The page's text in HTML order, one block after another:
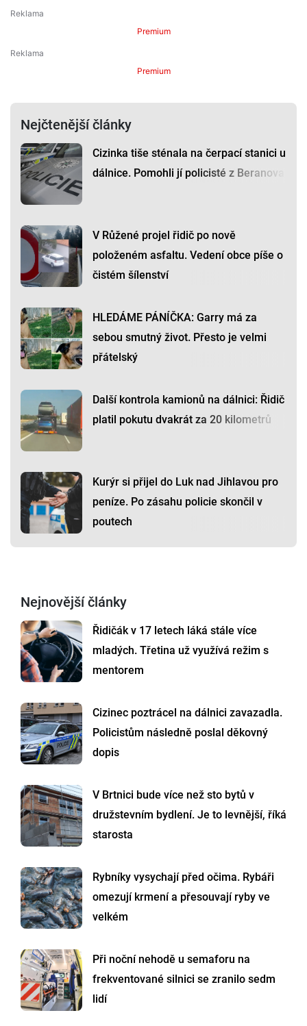
Premium
Premium
Nejčtenější články
Cizinka tiše sténala na čerpací stanici u
dálnice. Pomohli jí policisté z Beranova
V Růžené projel řidič po nově
položeném asfaltu. Vedení obce píše o
čistém šílenství
HLEDÁME PÁNÍČKA: Garry má za
sebou smutný život. Přesto je velmi
přátelský
Další kontrola kamionů na dálnici: Řidič
platil pokutu dvakrát za 20 kilometrů
Kurýr si přijel do Luk nad Jihlavou pro
peníze. Po zásahu policie skončil v
poutech
Nejnovější články
Řidičák v 17 letech láká stále více
mladých. Třetina už využívá režim s
mentorem
Cizinec poztrácel na dálnici zavazadla.
Policistům následně poslal děkovný
dopis
V Brtnici bude více než sto bytů v
družstevním bydlení. Je to levnější, říká
starosta
Rybníky vysychají před očima. Rybáři
omezují krmení a přesouvají ryby ve
velkém
Při noční nehodě u semaforu na
frekventované silnici se zranilo sedm
lidí